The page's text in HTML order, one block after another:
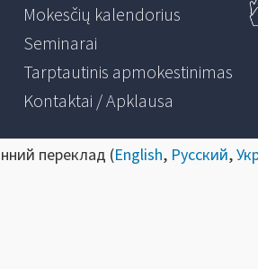
Mokesčių kalendorius
Seminarai
Tarptautinis apmokestinimas
Kontaktai / Apklausa
переклад (English, Русский,